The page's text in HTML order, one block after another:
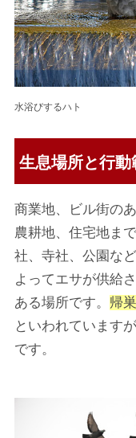
水浴びするハト
生息場所と行動
商業地、ビル街の
農耕地、住宅地ま
社、寺社、公園な
よってエサが供給
ある場所です。 帰
といわれています
です。